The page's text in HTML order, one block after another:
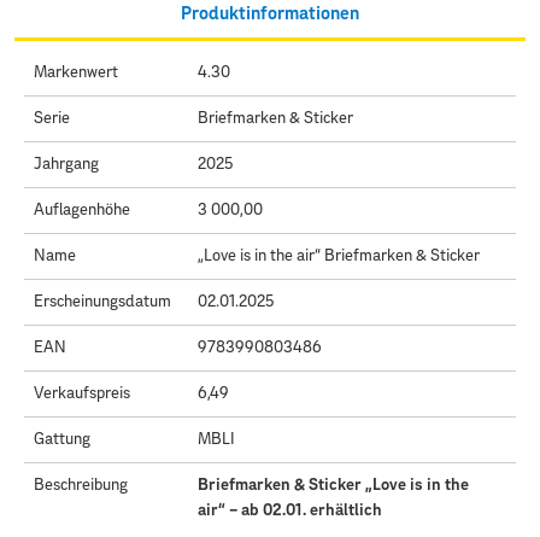
Produktinformationen
Markenwert 4.30
Serie Briefmarken & Sticker
Jahrgang 2025
Auflagenhöhe 3 000,00
Name „Love is in the air“ Briefmarken & Sticker
Erscheinungsdatum 02.01.2025
EAN 9783990803486
Verkaufspreis 6,49
Gattung MBLI
Beschreibung
Briefmarken & Sticker „Love is in the
air“ – ab 02.01. erhältlich